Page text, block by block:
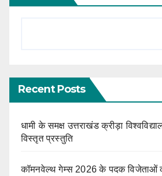
Recent Posts
धामी के समक्ष उत्तराखंड क्रीड़ा
विस्तृत प्रस्तुति
कॉमनवेल्थ गेम्स 2026 के पदक विजेताओं